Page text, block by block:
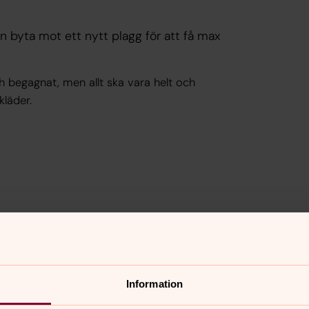
Information
byta mot ett nytt plagg för att få max
begagnat, men allt ska vara helt och
maj;